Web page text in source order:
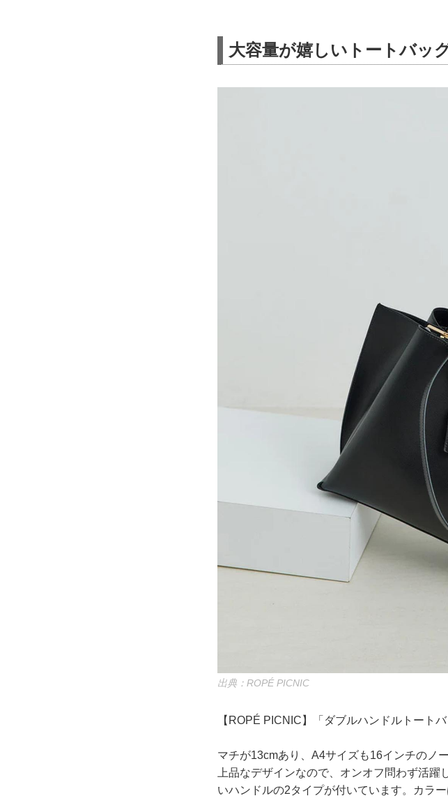
大容量が嬉しいトートバッ
出典：ROPÉ PICNIC
【ROPÉ PICNIC】「ダブルハンドルトート
マチが13cmあり、A4サイズも16インチのノ
上品なデザインなので、オンオフ問わず活
いハンドルの2タイプが付いています。カラ